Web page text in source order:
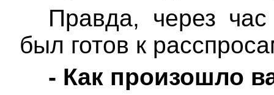
Правда, через
был готов к
- Как произошло